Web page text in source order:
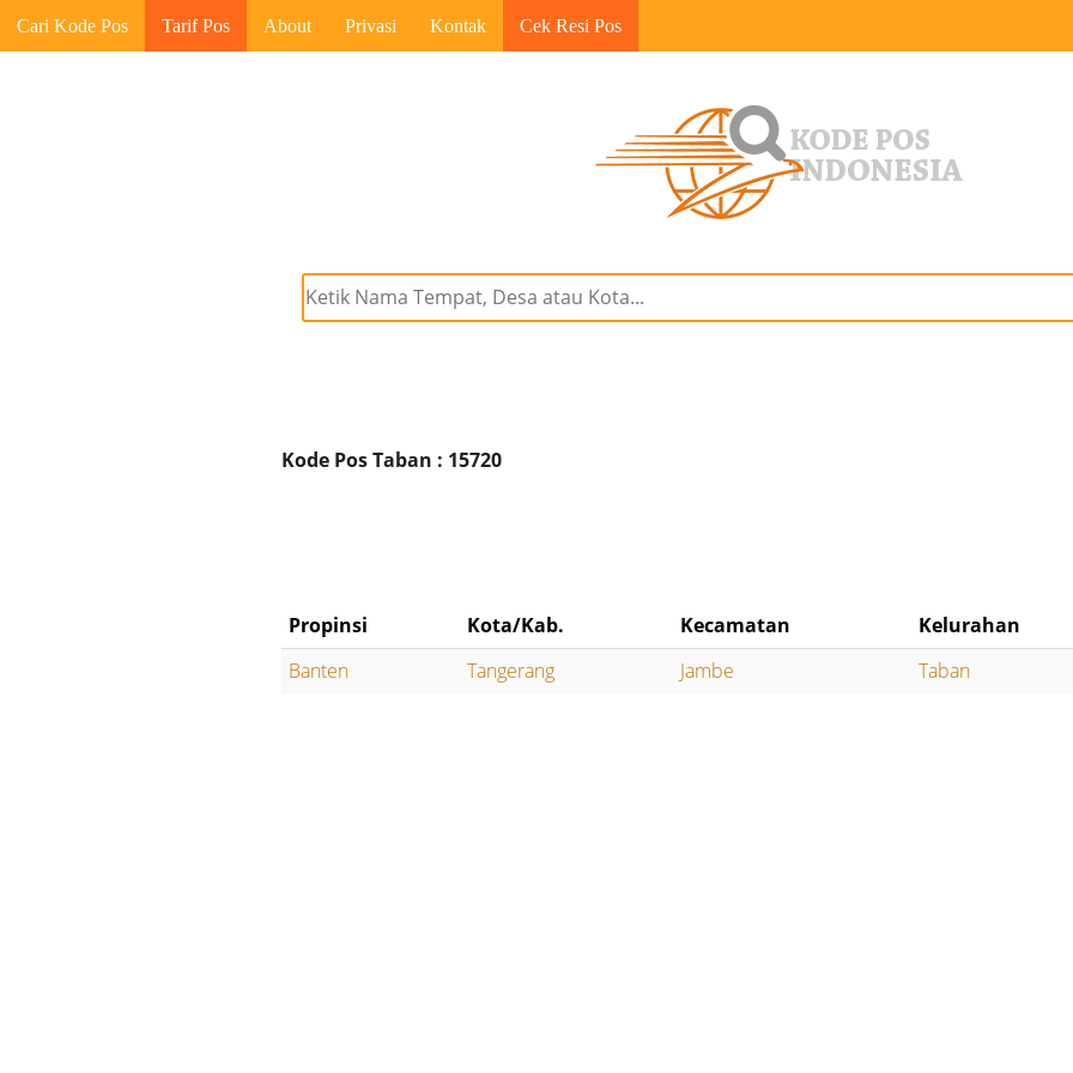
Cari Kode Pos Tarif Pos About Privasi Kontak Cek Resi Pos
Kode Pos Taban : 15720
Propinsi Kota/Kab. Kecamatan
Kelurahan
Banten
Tangerang Jambe Taban